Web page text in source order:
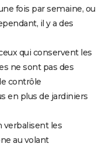
fois par semaine, ou
il y a des
qui conservent les
ne sont pas des
contrôle
en plus de jardiniers
verbalisent les
au volant